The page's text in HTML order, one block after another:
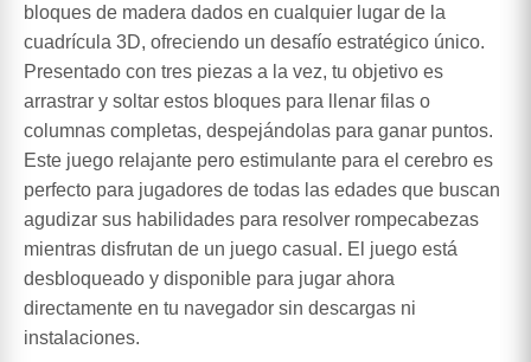
bloques de madera dados en cualquier lugar de la
cuadrícula 3D, ofreciendo un desafío estratégico único.
Presentado con tres piezas a la vez, tu objetivo es
arrastrar y soltar estos bloques para llenar filas o
columnas completas, despejándolas para ganar puntos.
Este juego relajante pero estimulante para el cerebro es
perfecto para jugadores de todas las edades que buscan
agudizar sus habilidades para resolver rompecabezas
mientras disfrutan de un juego casual. El juego está
desbloqueado y disponible para jugar ahora
directamente en tu navegador sin descargas ni
instalaciones.